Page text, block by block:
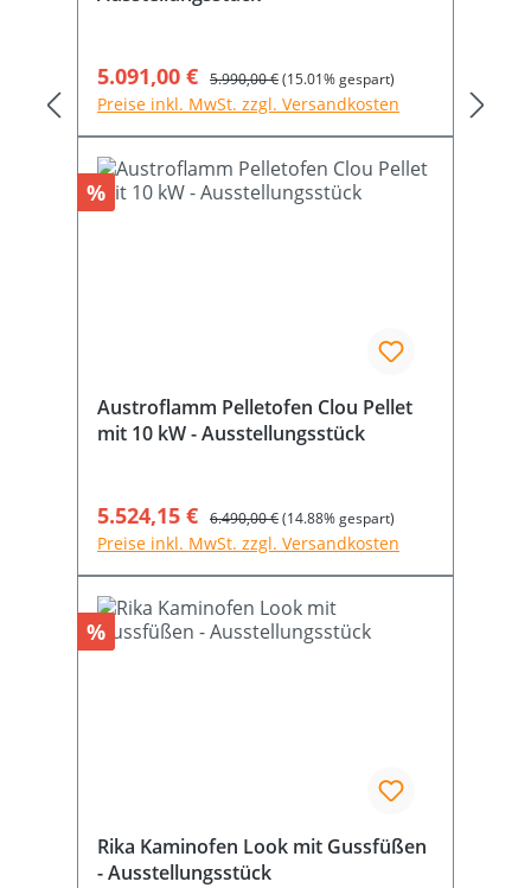
Verkaufspreis:
5.091,00 € Regulärer Preis:
5.990,00 €(15.01% gespart)
Preise inkl. MwSt. zzgl. Versandkosten
Rabatt
%
Austroflamm Pelletofen Clou Pellet
mit 10 kW - Ausstellungsstück
Verkaufspreis:
5.524,15 € Regulärer Preis:
6.490,00 €(14.88% gespart)
Preise inkl. MwSt. zzgl. Versandkosten
Rabatt
%
Rika Kaminofen Look mit Gussfüßen
- Ausstellungsstück